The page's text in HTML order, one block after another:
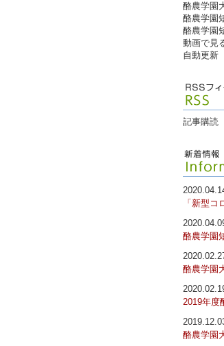
酪農学園
酪農学園
酪農学園
動画で見
自動更新
記事購読
「新型
酪農学園
酪農学園
2019年度
酪農学園